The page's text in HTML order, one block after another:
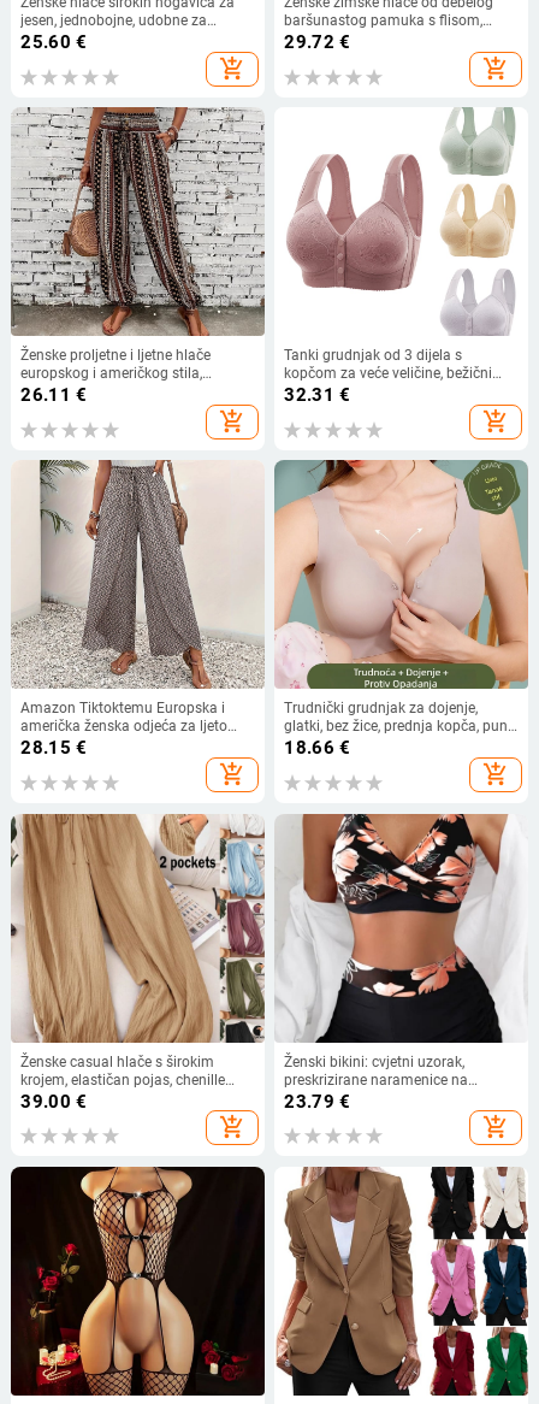
jesen, jednobojne, udobne za
svakodnevno nošenje, s bočnim
džepovima i elastičnim pojasom,
pamukova smjesa
25.60 €
add_shopping_cart
baršunastog pamuka s flisom,
debele hlače, novogodišnje tople
hlače za majke srednjih godina,
otporne na vjetar
29.72 €
add_shopping_cart
Ženske proljetne i ljetne hlače
europskog i američkog stila,
boemski etnički print, široke,
slimming izgledom, drapiranjem, s
elastičnim strukom, ležerne
26.11 €
add_shopping_cart
Tanki grudnjak od 3 dijela s
kopčom za veće veličine, bežični
prsluk, ljepota, podesivi stražnji dio,
velike košarice, žensko donje rublje
na veliko
32.31 €
add_shopping_cart
Amazon Tiktoktemu Europska i
američka ženska odjeća za ljeto
2024., nova modna Joker cvjetna
suknja s bočnim prorezom i širokim
nogavicama
28.15 €
add_shopping_cart
Trudnički grudnjak za dojenje,
glatki, bez žice, prednja kopča, puni
košaricu (dojenje)
18.66 €
add_shopping_cart
Ženske casual hlače s širokim
krojem, elastičan pojas, chenille
tkanina, lagana tekstura, ljeto 2025
39.00 €
add_shopping_cart
Ženski bikini: cvjetni uzorak,
preskrizirane naramenice na
leđima, otvoren leđa, s čeličnom
grudnjak, poliester
23.79 €
add_shopping_cart